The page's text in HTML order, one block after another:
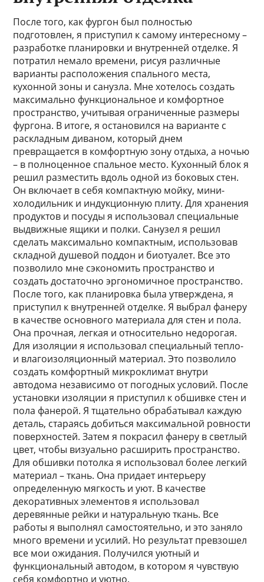
После того, как фургон был полностью
подготовлен, я приступил к самому интересному –
разработке планировки и внутренней отделке. Я
потратил немало времени, рисуя различные
варианты расположения спального места,
кухонной зоны и санузла. Мне хотелось создать
максимально функциональное и комфортное
пространство, учитывая ограниченные размеры
фургона. В итоге, я остановился на варианте с
раскладным диваном, который днем
превращается в комфортную зону отдыха, а ночью
– в полноценное спальное место. Кухонный блок я
решил разместить вдоль одной из боковых стен.
Он включает в себя компактную мойку, мини-
холодильник и индукционную плиту. Для хранения
продуктов и посуды я использовал специальные
выдвижные ящики и полки. Санузел я решил
сделать максимально компактным, использовав
складной душевой поддон и биотуалет. Все это
позволило мне сэкономить пространство и
создать достаточно эргономичное пространство.
После того, как планировка была утверждена, я
приступил к внутренней отделке. Я выбрал фанеру
в качестве основного материала для стен и пола.
Она прочная, легкая и относительно недорогая.
Для изоляции я использовал специальный тепло-
и влагоизоляционный материал. Это позволило
создать комфортный микроклимат внутри
автодома независимо от погодных условий. После
установки изоляции я приступил к обшивке стен и
пола фанерой. Я тщательно обрабатывал каждую
деталь, стараясь добиться максимальной ровности
поверхностей. Затем я покрасил фанеру в светлый
цвет, чтобы визуально расширить пространство.
Для обшивки потолка я использовал более легкий
материал – ткань. Она придает интерьеру
определенную мягкость и уют. В качестве
декоративных элементов я использовал
деревянные рейки и натуральную ткань. Все
работы я выполнял самостоятельно, и это заняло
много времени и усилий. Но результат превзошел
все мои ожидания. Получился уютный и
функциональный автодом, в котором я чувствую
себя комфортно и уютно.